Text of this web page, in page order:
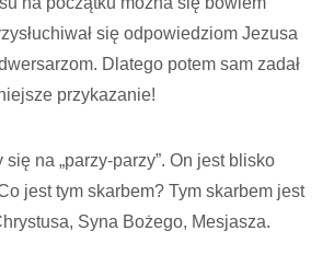
się odpowiedziom Jezusa
Dlatego potem sam zadał
przykazanie!
na „parzy-parzy”. On jest blisko
jest tym skarbem? Tym skarbem jest
Syna Bożego, Mesjasza.